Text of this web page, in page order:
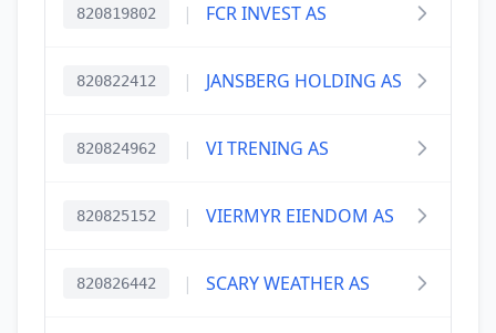
820819802 | FCR INVEST AS
820822412 | JANSBERG HOLDING AS
820824962 | VI TRENING AS
820825152 | VIERMYR EIENDOM AS
820826442 | SCARY WEATHER AS